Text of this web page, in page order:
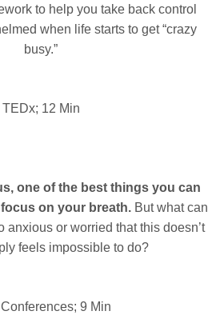
to help you take back control
when life starts to get “crazy
busy.”
TEDx; 12 Min
one of the best things you can
on your breath. But what can
anxious or worried that this doesn’t
feels impossible to do?
9 Min